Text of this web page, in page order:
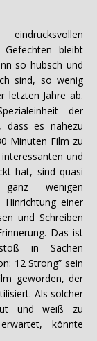
bleibt
so hübsch und
sind, so wenig
letzten Jahre ab.
der
dass es nahezu
Minuten Film zu
und
hat, sind quasi
ganz wenigen
Hinrichtung einer
und Schreiben
Das ist
in Sachen
12 Strong” sein
geworden, der
Als solcher
und weiß zu
könnte